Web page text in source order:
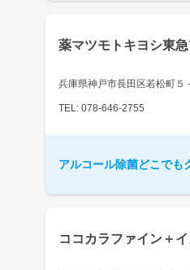
薬マツモトキヨシ東
兵庫県神戸市長田区若松町５
TEL: 078-646-2755
アルコール除菌どこでも
ココカラファイン＋